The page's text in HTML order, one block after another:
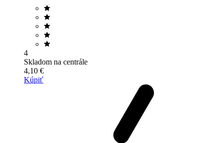
4
Skladom na centrále
4,10 €
Kúpiť